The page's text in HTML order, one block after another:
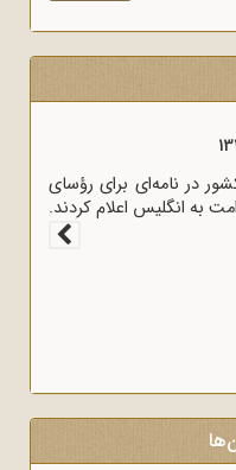
در نامه‌ای برای رؤسای
به انگلیس اعلام کردند.